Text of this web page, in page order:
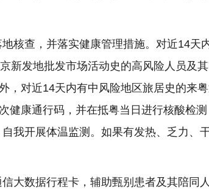
核查，并落实健康管理措施。对近14天
新发地批发市场活动史的高风险人员及
，对近14天内有中风险地区旅居史的来
健康通行码，并在抵粤当日进行核酸检
我开展体温监测。如果有发热、乏力、
大数据行程卡，辅助甄别患者及其陪同